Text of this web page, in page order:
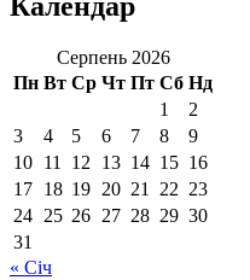
Серпень 2026
Пн Вт Ср Чт Пт Сб Нд
1
2
3
4 5 6 7 8
9
10 11 12 13 14 15 16
17 18 19 20 21 22 23
24 25 26 27 28 29 30
31
« Січ